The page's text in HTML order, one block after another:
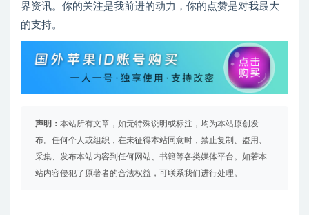
界资讯。你的关注是我前进的动力，你的点赞是对我最大
的支持。
声明： 本站所有文章，如无特殊说明或标注，均为本站原创发
布。任何个人或组织，在未征得本站同意时，禁止复制、盗用、
采集、发布本站内容到任何网站、书籍等各类媒体平台。如若本
站内容侵犯了原著者的合法权益，可联系我们进行处理。